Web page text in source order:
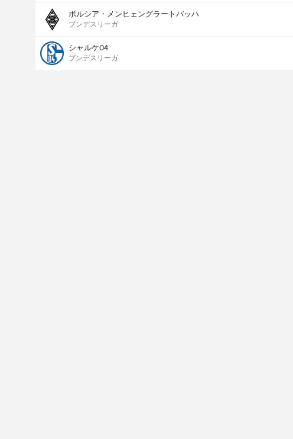
ボルシア・メンヒェングラートバッハ
ブンデスリーガ
シャルケ04
ブンデスリーガ